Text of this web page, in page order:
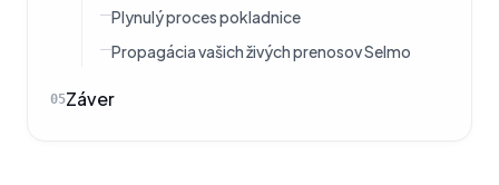
Plynulý proces pokladnice
Propagácia vašich živých prenosov Selmo
05Záver